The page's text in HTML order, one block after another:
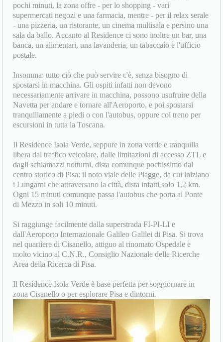
pochi minuti, la zona offre - per lo shopping - vari
supermercati negozi e una farmacia, mentre - per il relax serale
- una pizzeria, un ristorante, un cinema multisala e persino una
sala da ballo. Accanto al Residence ci sono inoltre un bar, una
banca, un alimentari, una lavanderia, un tabaccaio e l'ufficio
postale.
Insomma: tutto ciò che può servire c'è, senza bisogno di
spostarsi in macchina. Gli ospiti infatti non devono
necessariamente arrivare in macchina, possono usufruire della
Navetta per andare e tornare all'Aeroporto, e poi spostarsi
tranquillamente a piedi o con l'autobus, oppure col treno per
escursioni in tutta la Toscana.
Il Residence Isola Verde, seppure in zona verde e tranquilla
libera dal traffico veicolare, dalle limitazioni di accesso ZTL e
dagli schiamazzi notturni, dista comunque pochissimo dal
centro storico di Pisa: il noto viale delle Piagge, da cui iniziano
i Lungarni che attraversano la città, dista infatti solo 1,2 km.
Ogni 15 minuti comunque passa l'autobus che porta al Ponte
di Mezzo in soli 10 minuti.
Si raggiunge facilmente dalla superstrada FI-PI-LI e
dall'Aeroporto Internazionale Galileo Galilei di Pisa. Si trova
nel quartiere di Cisanello, attiguo al rinomato Ospedale e
molto vicino al C.N.R., Consiglio Nazionale delle Ricerche
Area della Ricerca di Pisa.
Il Residence Isola Verde è base perfetta per soggiornare in
zona Cisanello o per esplorare Pisa e dintorni.